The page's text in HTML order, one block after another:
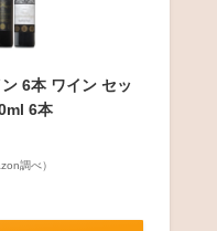
6本 ワイン セッ
6本
調べ）